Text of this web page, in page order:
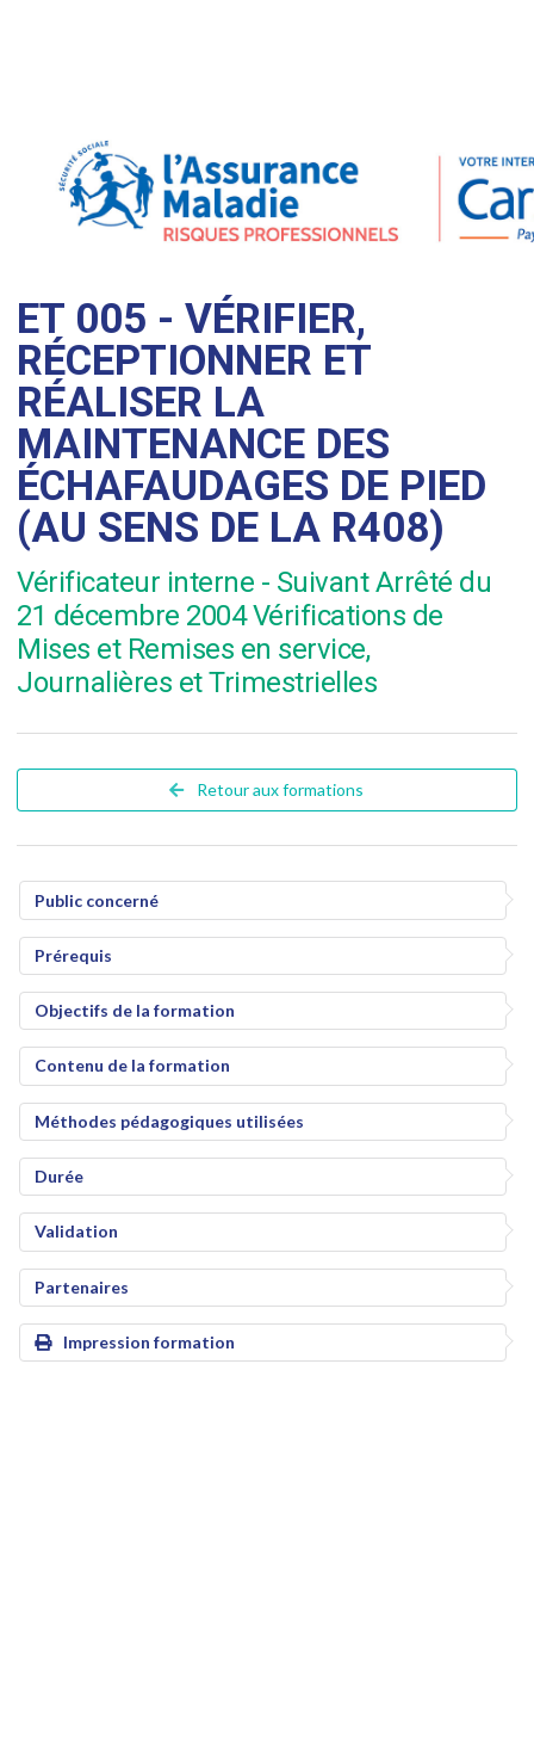
ET 005 - VÉRIFIER,
RÉCEPTIONNER ET
RÉALISER LA
MAINTENANCE DES
ÉCHAFAUDAGES DE PIED
(AU SENS DE LA R408)
Vérificateur interne - Suivant Arrêté du
21 décembre 2004 Vérifications de
Mises et Remises en service,
Journalières et Trimestrielles
Retour aux formations
Public concerné
Prérequis
Objectifs de la formation
Contenu de la formation
Méthodes pédagogiques utilisées
Durée
Validation
Partenaires
Impression formation